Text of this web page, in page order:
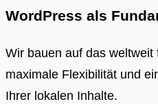
WordPress als
Wir bauen auf das weltweit
maximale Flexibilität und
Ihrer lokalen Inhalte.